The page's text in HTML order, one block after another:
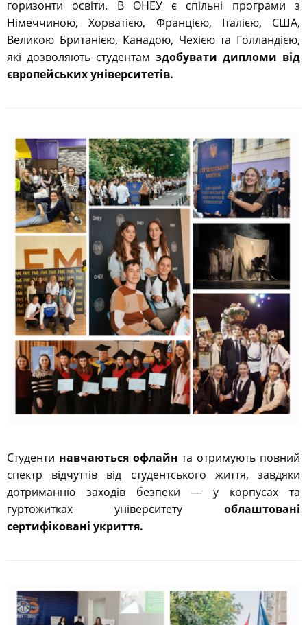
горизонти освіти. В ОНЕУ є спільні програми з
Німеччиною, Хорватією, Францією, Італією, США,
Великою Британією, Канадою, Чехією та Голландією,
які дозволяють студентам здобувати дипломи від
європейських університетів.
Студенти навчаються офлайн та отримують повний
спектр відчуттів від студентського життя, завдяки
дотриманню заходів безпеки — у корпусах та
гуртожитках університету облаштовані
сертифіковані укриття.